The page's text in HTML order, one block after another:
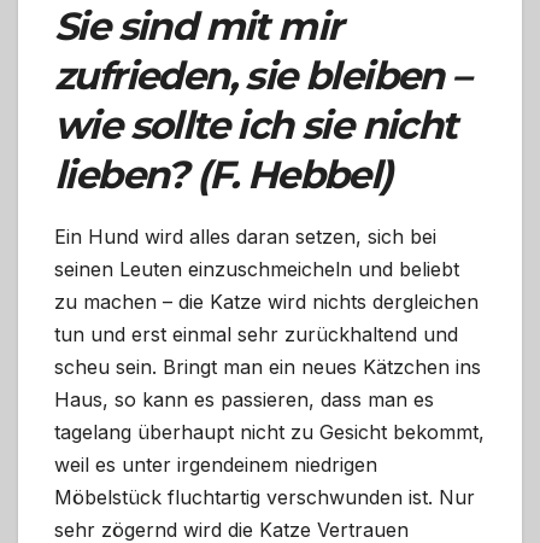
Sie sind mit mir
zufrieden, sie bleiben –
wie sollte ich sie nicht
lieben? (F. Hebbel)
Ein Hund wird alles daran setzen, sich bei
seinen Leuten einzuschmeicheln und beliebt
zu machen – die Katze wird nichts dergleichen
tun und erst einmal sehr zurückhaltend und
scheu sein. Bringt man ein neues Kätzchen ins
Haus, so kann es passieren, dass man es
tagelang überhaupt nicht zu Gesicht bekommt,
weil es unter irgendeinem niedrigen
Möbelstück fluchtartig verschwunden ist. Nur
sehr zögernd wird die Katze Vertrauen